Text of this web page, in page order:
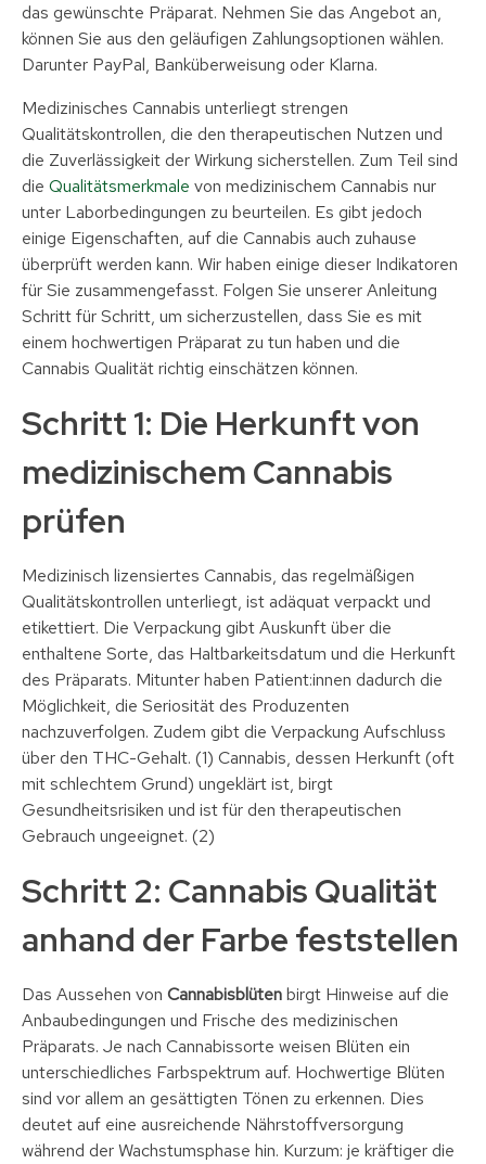
das gewünschte Präparat. Nehmen Sie das Angebot an,
können Sie aus den geläufigen Zahlungsoptionen wählen.
Darunter PayPal, Banküberweisung oder Klarna.
Medizinisches Cannabis unterliegt strengen
Qualitätskontrollen, die den therapeutischen Nutzen und
die Zuverlässigkeit der Wirkung sicherstellen. Zum Teil sind
die Qualitätsmerkmale von medizinischem Cannabis nur
unter Laborbedingungen zu beurteilen. Es gibt jedoch
einige Eigenschaften, auf die Cannabis auch zuhause
überprüft werden kann. Wir haben einige dieser Indikatoren
für Sie zusammengefasst. Folgen Sie unserer Anleitung
Schritt für Schritt, um sicherzustellen, dass Sie es mit
einem hochwertigen Präparat zu tun haben und die
Cannabis Qualität richtig einschätzen können.
Schritt 1: Die Herkunft von
medizinischem Cannabis
prüfen
Medizinisch lizensiertes Cannabis, das regelmäßigen
Qualitätskontrollen unterliegt, ist adäquat verpackt und
etikettiert. Die Verpackung gibt Auskunft über die
enthaltene Sorte, das Haltbarkeitsdatum und die Herkunft
des Präparats. Mitunter haben Patient:innen dadurch die
Möglichkeit, die Seriosität des Produzenten
nachzuverfolgen. Zudem gibt die Verpackung Aufschluss
über den THC-Gehalt. (1) Cannabis, dessen Herkunft (oft
mit schlechtem Grund) ungeklärt ist, birgt
Gesundheitsrisiken und ist für den therapeutischen
Gebrauch ungeeignet. (2)
Schritt 2: Cannabis Qualität
anhand der Farbe feststellen
Das Aussehen von Cannabisblütenbirgt Hinweise auf die
Anbaubedingungen und Frische des medizinischen
Präparats. Je nach Cannabissorte weisen Blüten ein
unterschiedliches Farbspektrum auf. Hochwertige Blüten
sind vor allem an gesättigten Tönen zu erkennen. Dies
deutet auf eine ausreichende Nährstoffversorgung
während der Wachstumsphase hin. Kurzum: je kräftiger die